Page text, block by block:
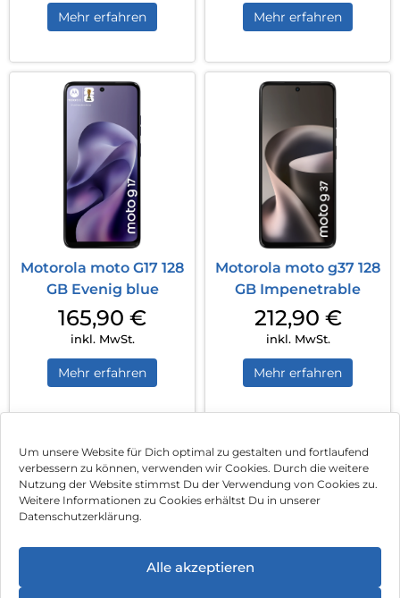
Um unsere Website für Dich optimal zu gestalten und fortlaufend
verbessern zu können, verwenden wir Cookies. Durch die weitere
Nutzung der Website stimmst Du der Verwendung von Cookies zu.
Weitere Informationen zu Cookies erhältst Du in unserer
Datenschutzerklärung.
Alle akzeptieren
Mehr erfahren Mehr erfahren
Motorola moto G17 128
GB Evenig blue
165,90 €
inkl. MwSt.
Mehr erfahren
Motorola moto g37 128
GB Impenetrable
212,90 €
inkl. MwSt.
Mehr erfahren
1 2 3 4 Nächste
Impressum